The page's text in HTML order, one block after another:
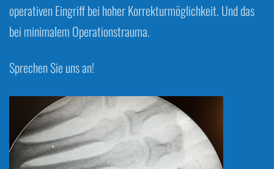
operativen Eingriff bei hoher Korrekturmöglichkeit. Und das
bei minimalem Operationstrauma.
Sprechen Sie uns an!